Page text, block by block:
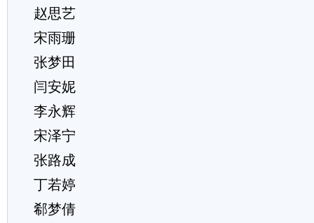
赵思艺
宋雨珊
张梦田
闫安妮
李永辉
宋泽宁
张路成
丁若婷
郗梦倩